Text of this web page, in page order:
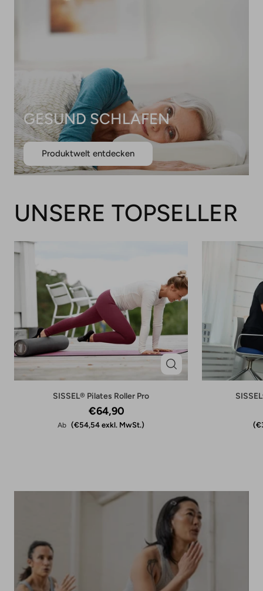
GESUND SCHLAFEN
Produktwelt entdecken
UNSERE TOPSELLER
SISSEL® Pilates Roller Pro
Ab €54,54 exkl. MwSt.
€64,90 ‎